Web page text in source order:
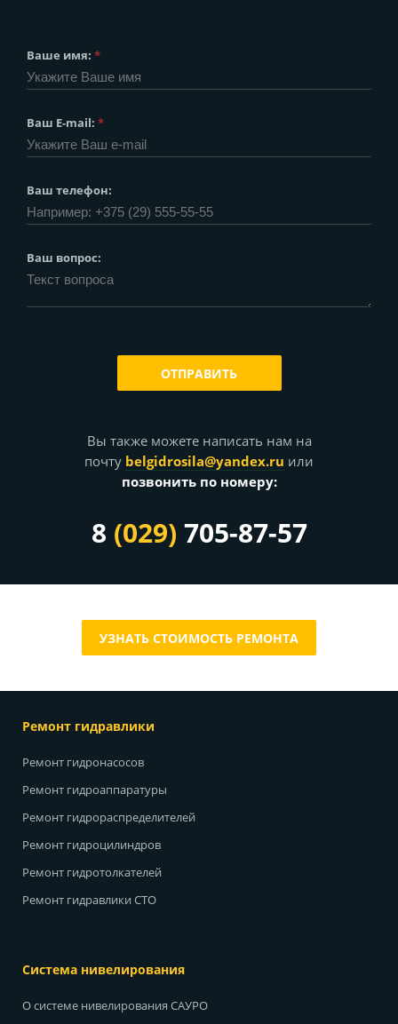
Ваше имя: *
Ваш E-mail: *
Ваш телефон:
Ваш вопрос:
ОТПРАВИТЬ
Вы также можете написать нам на
почту belgidrosila@yandex.ru или
позвонить по номеру:
8 (029) 705-87-57
УЗНАТЬ СТОИМОСТЬ РЕМОНТА
Ремонт гидравлики
Ремонт гидронасосов
Ремонт гидроаппаратуры
Ремонт гидрораспределителей
Ремонт гидроцилиндров
Ремонт гидротолкателей
Ремонт гидравлики СТО
Система нивелирования
О системе нивелирования САУРО